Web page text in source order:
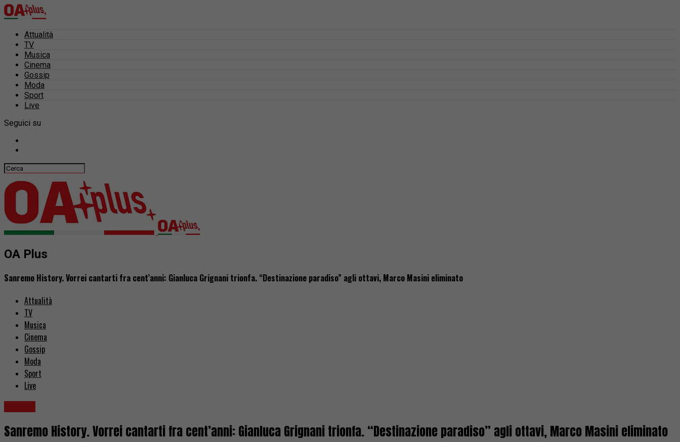
Attualità
TV
Musica
Cinema
Gossip
Moda
Sport
Live
Seguici su
OA Plus
Sanremo History. Vorrei cantarti fra cent’anni: Gianluca Grignani trionfa. “Destinazione paradiso” agli ottavi, Marco Masini eliminato
Attualità
TV
Musica
Cinema
Gossip
Moda
Sport
Live
Sanremo History. Vorrei cantarti fra cent’anni: Gianluca Grignani trionfa. “Destinazione paradiso” agli ottavi, Marco Masini eliminato